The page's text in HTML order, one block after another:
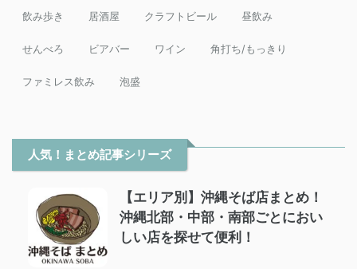
飲み歩き 居酒屋 クラフトビール 昼飲み
せんべろ ビアバー ワイン 角打ち/もっきり
ファミレス飲み 泡盛
人気！まとめ記事シリーズ
【エリア別】沖縄そば店まとめ！
沖縄北部・中部・南部ごとにおい
しい店を探せて便利！